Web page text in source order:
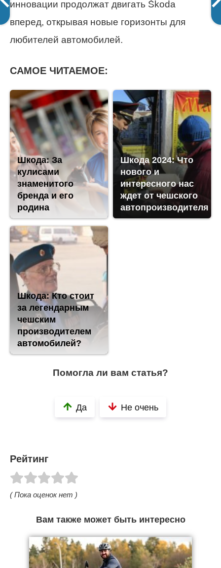
инновации продолжат двигать Škoda
вперед, открывая новые горизонты для
любителей автомобилей.
САМОЕ ЧИТАЕМОЕ:
Шкода: За
кулисами
знаменитого
бренда и его
родина
Шкода 2024: Что
нового и
интересного нас
ждет от чешского
автопроизводителя
Шкода: Кто стоит
за легендарным
чешским
производителем
автомобилей?
Помогла ли вам статья?
Да Не очень
Рейтинг
( Пока оценок нет )
Вам также может быть интересно